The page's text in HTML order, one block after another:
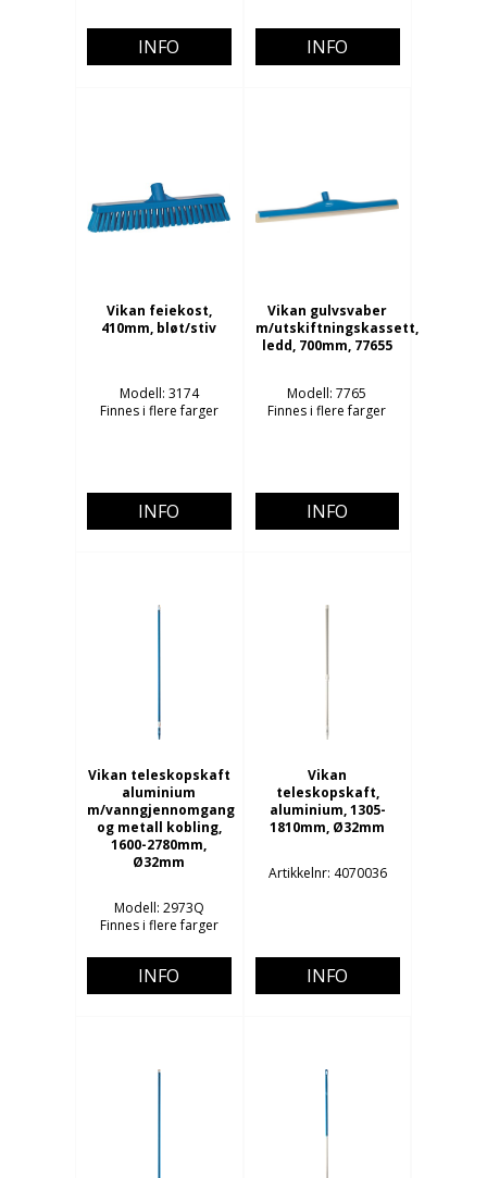
INFO INFO
Vikan feiekost,
410mm, bløt/stiv
Modell: 3174
Finnes i flere farger
INFO
Vikan gulvsvaber
m/utskiftningskassett,
ledd, 700mm, 77655
Modell: 7765
Finnes i flere farger
INFO
Vikan teleskopskaft
aluminium
m/vanngjennomgang
og metall kobling,
1600-2780mm,
Ø32mm
Modell: 2973Q
Finnes i flere farger
INFO
Vikan
teleskopskaft,
aluminium, 1305-
1810mm, Ø32mm
Artikkelnr: 4070036
INFO